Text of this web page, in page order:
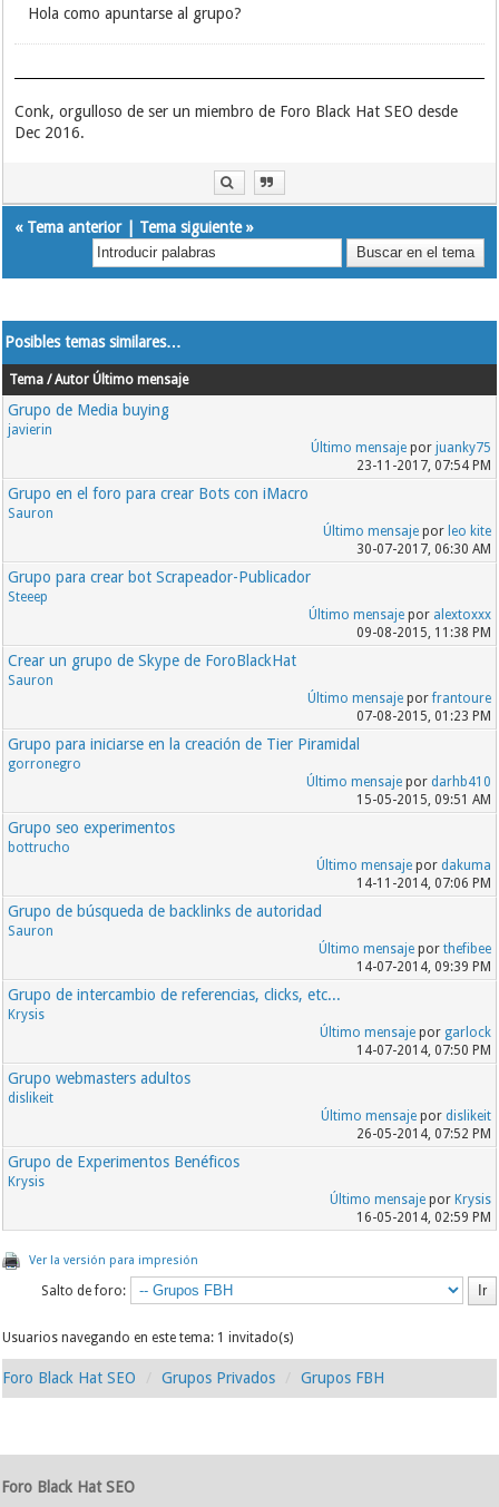
Hola como apuntarse al grupo?
Conk, orgulloso de ser un miembro de Foro Black Hat SEO desde
Dec 2016.
« Tema anterior| Tema siguiente»
Posibles temas similares…
Tema / Autor Último mensaje
Grupo de Media buying
javierin
Último mensajepor juanky75
23-11-2017, 07:54 PM
Grupo en el foro para crear Bots con iMacro
Sauron
Último mensajepor leo kite
30-07-2017, 06:30 AM
Grupo para crear bot Scrapeador-Publicador
Steeep
Último mensajepor alextoxxx
09-08-2015, 11:38 PM
Crear un grupo de Skype de ForoBlackHat
Sauron
Último mensajeporfrantoure
07-08-2015, 01:23 PM
Grupo para iniciarse en la creación de Tier Piramidal
gorronegro
Último mensajepor darhb410
15-05-2015, 09:51 AM
Grupo seo experimentos
bottrucho
Último mensajepor dakuma
14-11-2014, 07:06 PM
Grupo de búsqueda de backlinks de autoridad
Sauron
Último mensajepor thefibee
14-07-2014, 09:39 PM
Grupo de intercambio de referencias, clicks, etc...
Krysis
Último mensajepor garlock
14-07-2014, 07:50 PM
Grupo webmasters adultos
dislikeit
Último mensajepor dislikeit
26-05-2014, 07:52 PM
Grupo de Experimentos Benéficos
Krysis
Último mensajepor Krysis
16-05-2014, 02:59 PM
Ver la versión para impresión
Salto de foro:
Usuarios navegando en este tema: 1 invitado(s)
Foro Black Hat SEO Grupos Privados Grupos FBH
Foro Black Hat SEO